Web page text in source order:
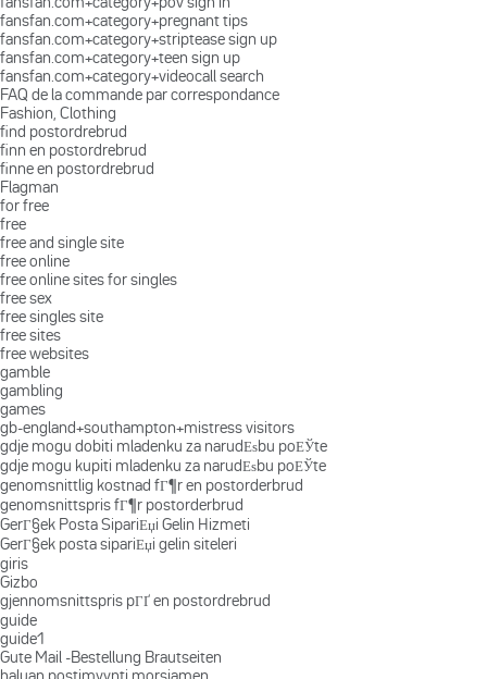
fansfan.com+category+pregnant tips
fansfan.com+category+striptease sign up
fansfan.com+category+teen sign up
fansfan.com+category+videocall search
FAQ de la commande par correspondance
Fashion, Clothing
find postordrebrud
finn en postordrebrud
finne en postordrebrud
Flagman
for free
free
free and single site
free online
free online sites for singles
free sex
free singles site
free sites
free websites
gamble
gambling
games
gb-england+southampton+mistress visitors
gdje mogu dobiti mladenku za narudЕѕbu poЕЎte
gdje mogu kupiti mladenku za narudЕѕbu poЕЎte
genomsnittlig kostnad fГ¶r en postorderbrud
genomsnittspris fГ¶r postorderbrud
GerГ§ek Posta SipariЕџi Gelin Hizmeti
GerГ§ek posta sipariЕџi gelin siteleri
giris
Gizbo
gjennomsnittspris pГҐ en postordrebrud
guide
guide1
Gute Mail -Bestellung Brautseiten
haluan postimyynti morsiamen